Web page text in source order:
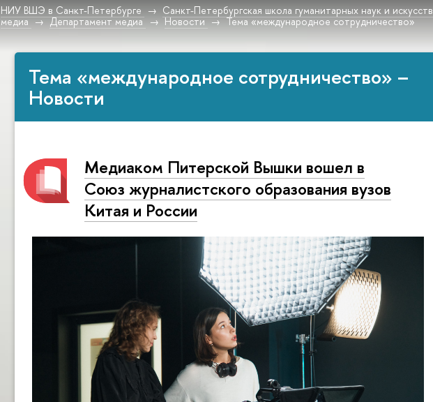
НИУ ВШЭ в Санкт-Петербурге Санкт-Петербургская школа гуманитарных наук и искусств
медиа
Департамент медиа Новости Тема «международное сотрудничество»
Тема «международное сотрудничество» –
Новости
Медиаком Питерской Вышки вошел в
Союз журналистского образования вузов
Китая и России